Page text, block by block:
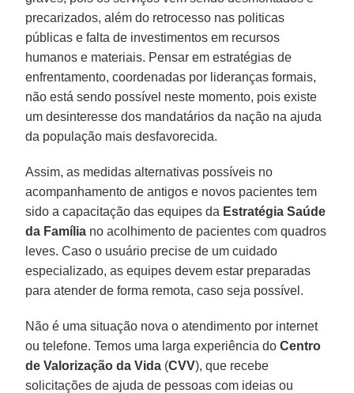
precarizados, além do retrocesso nas politicas
públicas e falta de investimentos em recursos
humanos e materiais. Pensar em estratégias de
enfrentamento, coordenadas por lideranças formais,
não está sendo possível neste momento, pois existe
um desinteresse dos mandatários da nação na ajuda
da população mais desfavorecida.
Assim, as medidas alternativas possíveis no
acompanhamento de antigos e novos pacientes tem
sido a capacitação das equipes da Estratégia Saúde
da Família no acolhimento de pacientes com quadros
leves. Caso o usuário precise de um cuidado
especializado, as equipes devem estar preparadas
para atender de forma remota, caso seja possível.
Não é uma situação nova o atendimento por internet
ou telefone. Temos uma larga experiência doCentro
de Valorização da Vida (CVV), que recebe
solicitações de ajuda de pessoas com ideias ou